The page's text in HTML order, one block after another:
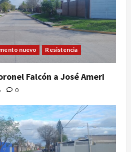
nuevo Resistencia
Falcón a José Ameri
0